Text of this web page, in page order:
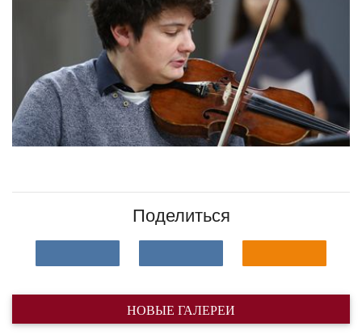
Поделиться
НОВЫЕ ГАЛЕРЕИ